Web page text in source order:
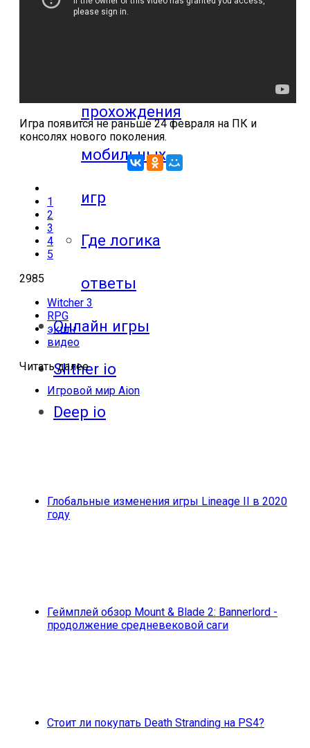
прохождения
мобильных
игр
Где логика
ответы
Онлайн игры
Slither io
Deep io
Игра появится не раньше 24 февраля на ПК и
консолях нового поколения.
1
2
3
4
5
2985
Witcher 3
RPG
экшн
видео
Читать далее
Игровой мир Aion
Глобальные изменения игры Lineage II в 2020
году
Геймплей обзор Mount & Blade 2: Bannerlord -
продолжение средневековой саги
Стоит ли покупать Death Stranding на PS4?